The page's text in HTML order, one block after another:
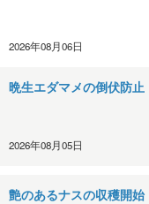
2026年08月06日
晩生エダマメの倒伏防止
2026年08月05日
艶のあるナスの収穫開始